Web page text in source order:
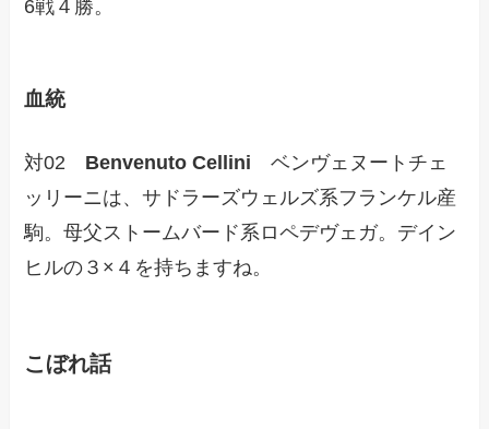
6戦４勝。
血統
対02 Benvenuto Cellini ベンヴェヌートチェ
ッリーニは、サドラーズウェルズ系フランケル産
駒。母父ストームバード系ロペデヴェガ。デイン
ヒルの３×４を持ちますね。
こぼれ話